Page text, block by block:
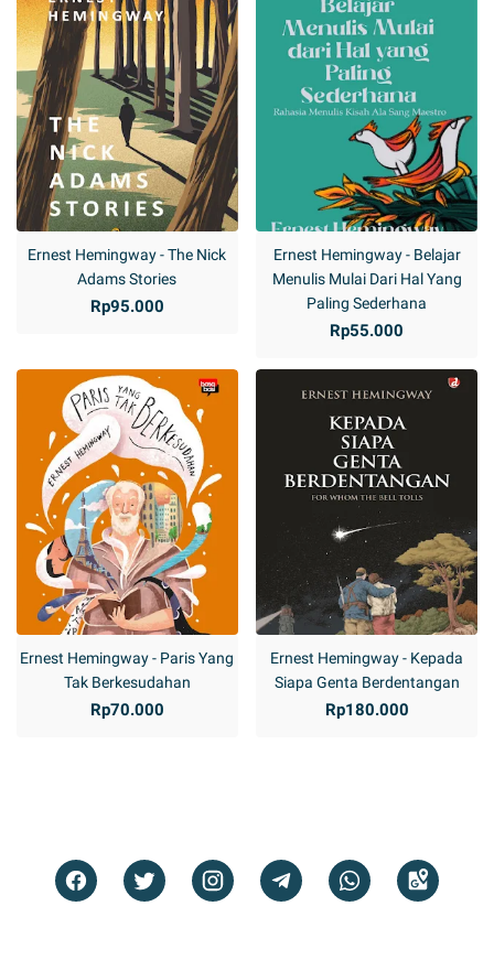
Ernest Hemingway - The Nick
Adams Stories
Rp95.000
Ernest Hemingway - Belajar
Menulis Mulai Dari Hal Yang
Paling Sederhana
Rp55.000
Ernest Hemingway - Paris Yang
Tak Berkesudahan
Rp70.000
Ernest Hemingway - Kepada
Siapa Genta Berdentangan
Rp180.000